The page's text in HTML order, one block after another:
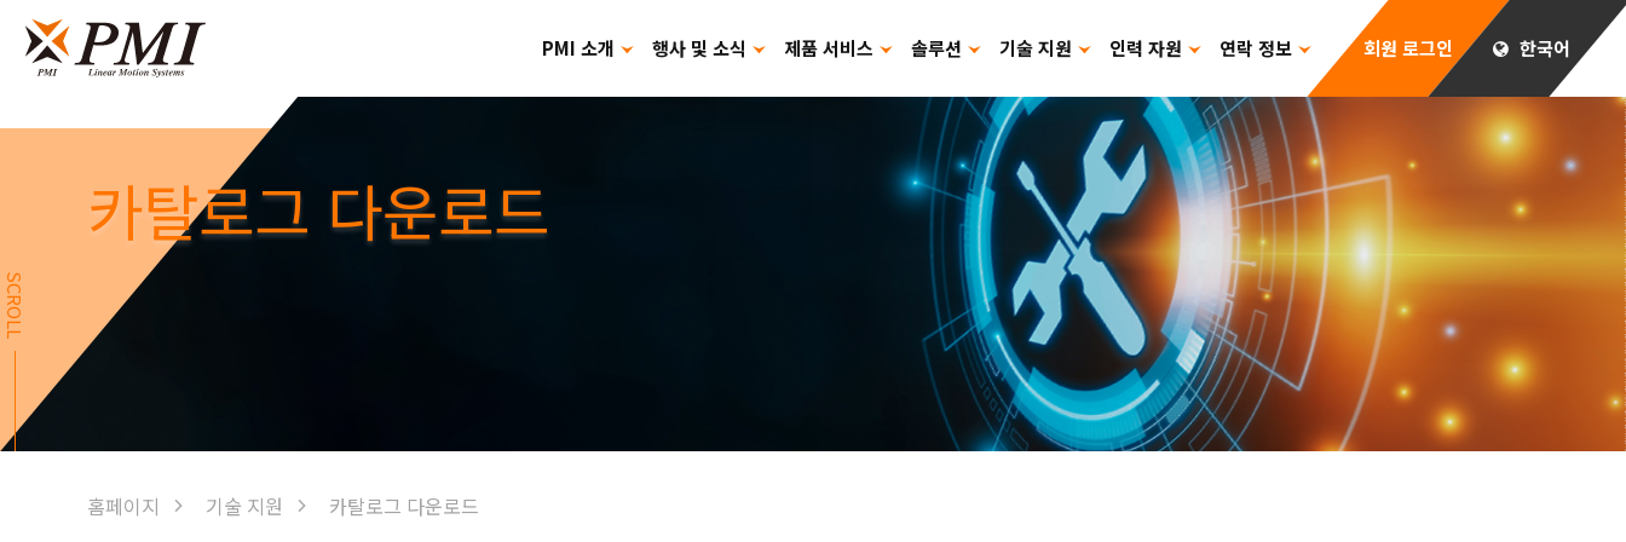
PMI 소개 행사 및 소식 제품 서비스 솔루션 기술 지원 인력 자원 연락 정보 회원 로그인 한국어
카탈로그 다운로드
SCROLL
홈페이지 기술 지원 카탈로그 다운로드